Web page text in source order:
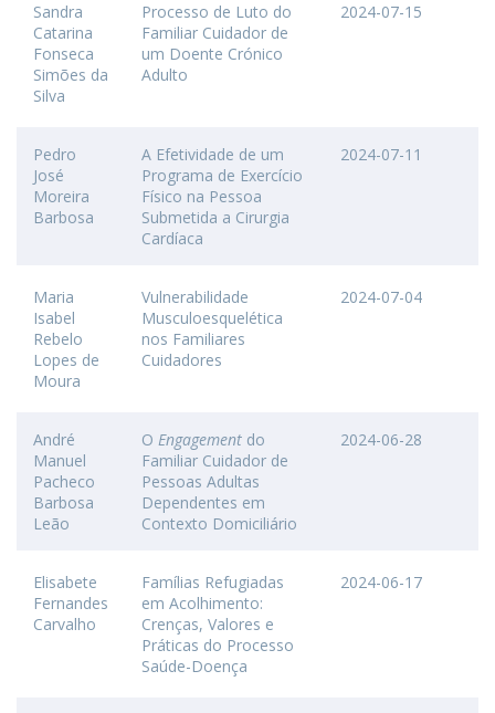
Sandra
Catarina
Fonseca
Simões da
Silva
Processo de Luto do
Familiar Cuidador de
um Doente Crónico
Adulto
2024-07-15
Pedro
José
Moreira
Barbosa
A Efetividade de um
Programa de Exercício
Físico na Pessoa
Submetida a Cirurgia
Cardíaca
2024-07-11
Maria
Isabel
Rebelo
Lopes de
Moura
Vulnerabilidade
Musculoesquelética
nos Familiares
Cuidadores
2024-07-04
André
Manuel
Pacheco
Barbosa
Leão
O Engagement do
Familiar Cuidador de
Pessoas Adultas
Dependentes em
Contexto Domiciliário
2024-06-28
Elisabete
Fernandes
Carvalho
Famílias Refugiadas
em Acolhimento:
Crenças, Valores e
Práticas do Processo
Saúde-Doença
2024-06-17